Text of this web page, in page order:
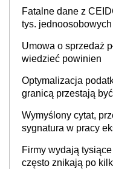
Fatalne dane z
tys.
Umowa o sprzedaż
wiedzieć powinien
Optymalizacja
granicą przestają
Wymyślony cytat,
sygnatura w pracy
Firmy wydają
często znikają po